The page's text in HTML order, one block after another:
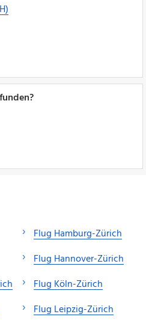
Flug Hamburg-Zürich
Flug Hannover-Zürich
Flug Köln-Zürich
Flug Leipzig-Zürich